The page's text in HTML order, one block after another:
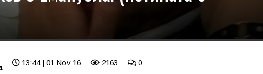
13:44 | 01 Nov 16 2163 0